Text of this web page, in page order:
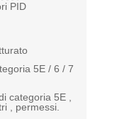
PID
5E / 6 / 7
categoria 5E ,
, permessi.